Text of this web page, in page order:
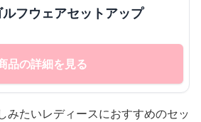
フウェアセットアップ
品の詳細を見る
みたいレディースにおすすめのセッ